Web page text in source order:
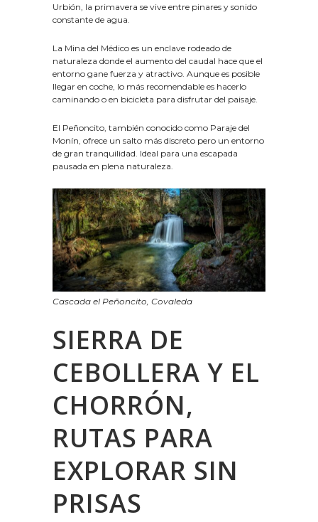
Urbión, la primavera se vive entre pinares y sonido
constante de agua.
La Mina del Médico es un enclave rodeado de
naturaleza donde el aumento del caudal hace que el
entorno gane fuerza y atractivo. Aunque es posible
llegar en coche, lo más recomendable es hacerlo
caminando o en bicicleta para disfrutar del paisaje.
El Peñoncito, también conocido como Paraje del
Monín, ofrece un salto más discreto pero un entorno
de gran tranquilidad. Ideal para una escapada
pausada en plena naturaleza.
Cascada el Peñoncito, Covaleda
SIERRA DE
CEBOLLERA Y EL
CHORRÓN,
RUTAS PARA
EXPLORAR SIN
PRISAS